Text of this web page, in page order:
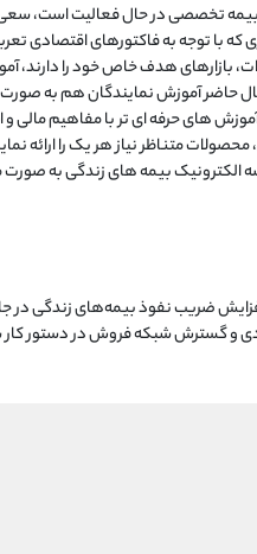
تخصصی در حال فعالیت است، سعی
با توجه به فاکتورهای اقتصادی
بازارهای هدف خاص خود را دارند،
حاضر آموزش نمایندگان هم به
های حرفه ای تر با مفاهیم مالی و
متناظر نیاز هر یک را ارائه
الکترونیک بیمه های زندگی به
ضریب نفوذ بیمه‌های زندگی در
و گسترش شبکه فروش در دستور